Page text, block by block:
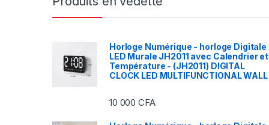
Horloge Numérique - horloge Digitale
LED Murale JH2011 avec Calendrier et
Température - (JH2011) DIGITAL
CLOCK LED MULTIFUNCTIONAL WALL
10 000CFA